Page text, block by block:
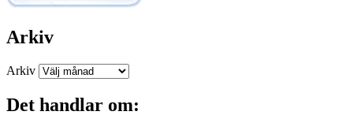
Arkiv
Arkiv
Det handlar om: